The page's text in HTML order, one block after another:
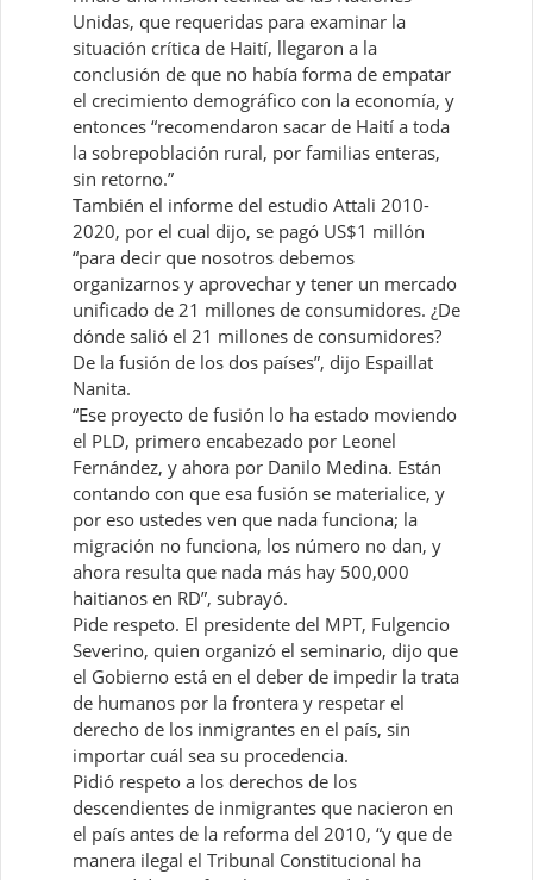
Unidas, que requeridas para examinar la
situación crítica de Haití, llegaron a la
conclusión de que no había forma de empatar
el crecimiento demográfico con la economía, y
entonces “recomendaron sacar de Haití a toda
la sobrepoblación rural, por familias enteras,
sin retorno.”
También el informe del estudio Attali 2010-
2020, por el cual dijo, se pagó US$1 millón
“para decir que nosotros debemos
organizarnos y aprovechar y tener un mercado
unificado de 21 millones de consumidores. ¿De
dónde salió el 21 millones de consumidores?
De la fusión de los dos países”, dijo Espaillat
Nanita.
“Ese proyecto de fusión lo ha estado moviendo
el PLD, primero encabezado por Leonel
Fernández, y ahora por Danilo Medina. Están
contando con que esa fusión se materialice, y
por eso ustedes ven que nada funciona; la
migración no funciona, los número no dan, y
ahora resulta que nada más hay 500,000
haitianos en RD”, subrayó.
Pide respeto. El presidente del MPT, Fulgencio
Severino, quien organizó el seminario, dijo que
el Gobierno está en el deber de impedir la trata
de humanos por la frontera y respetar el
derecho de los inmigrantes en el país, sin
importar cuál sea su procedencia.
Pidió respeto a los derechos de los
descendientes de inmigrantes que nacieron en
el país antes de la reforma del 2010, “y que de
manera ilegal el Tribunal Constitucional ha